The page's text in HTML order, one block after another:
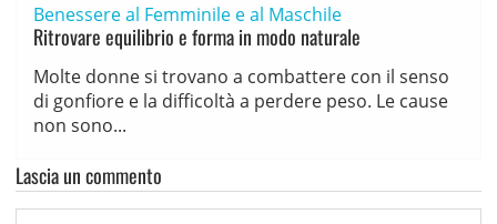
Benessere al Femminile e al Maschile
Ritrovare equilibrio e forma in modo naturale
Molte donne si trovano a combattere con il senso
di gonfiore e la difficoltà a perdere peso. Le cause
non sono...
Lascia un commento